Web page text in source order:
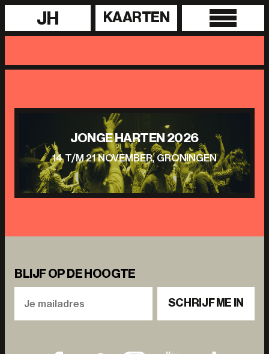
JH KAARTEN
JONGE HARTEN 2026
14 T/M 21 NOVEMBER, GRONINGEN
BLIJF OP DE HOOGTE
SCHRIJF ME IN